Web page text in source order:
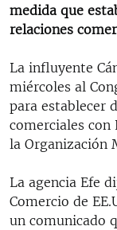
medida que
relaciones
La influyente
miércoles al
para establecer
comerciales con
la Organización
La agencia Efe
Comercio de
un comunicado